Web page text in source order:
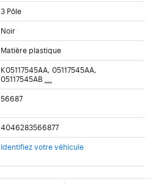
3 Pôle
Noir
Matière plastique
K05117545AA, 05117545AA,
05117545AB ...
56687
4046283566877
Identifiez votre véhicule